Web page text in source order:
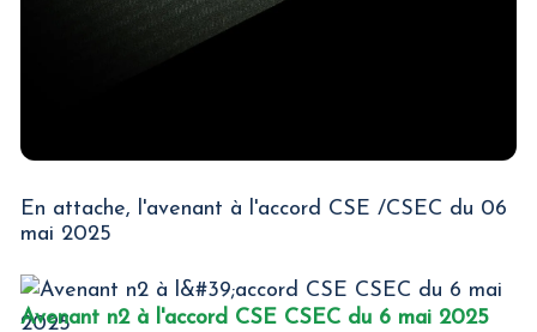
En attache, l'avenant à l'accord CSE /CSEC du 06
mai 2025
Avenant n2 à l'accord CSE CSEC du 6 mai 2025